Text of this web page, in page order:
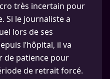
très incertain pour
Si le journaliste a
lors de ses
l’hôpital, il va
de patience pour
de retrait forcé.